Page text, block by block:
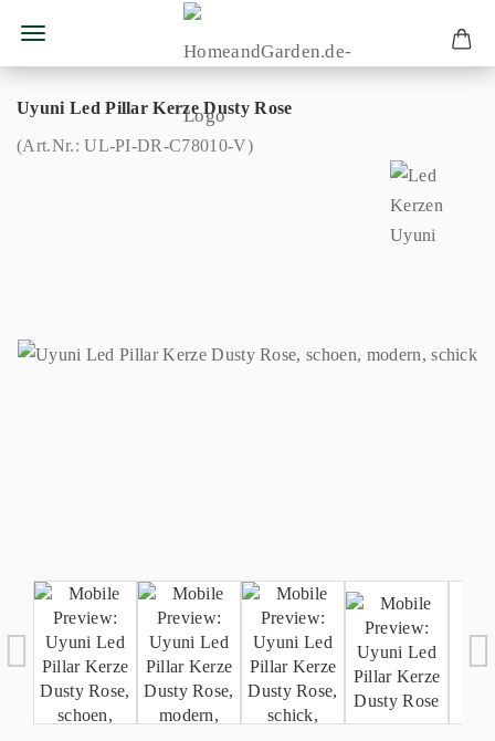
Uyuni Led Pillar Kerze Dusty Rose
(Art.Nr.:UL-PI-DR-C78010-V)